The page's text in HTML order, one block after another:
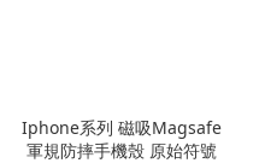
Iphone系列 磁吸Magsafe
軍規防摔手機殼 原始符號